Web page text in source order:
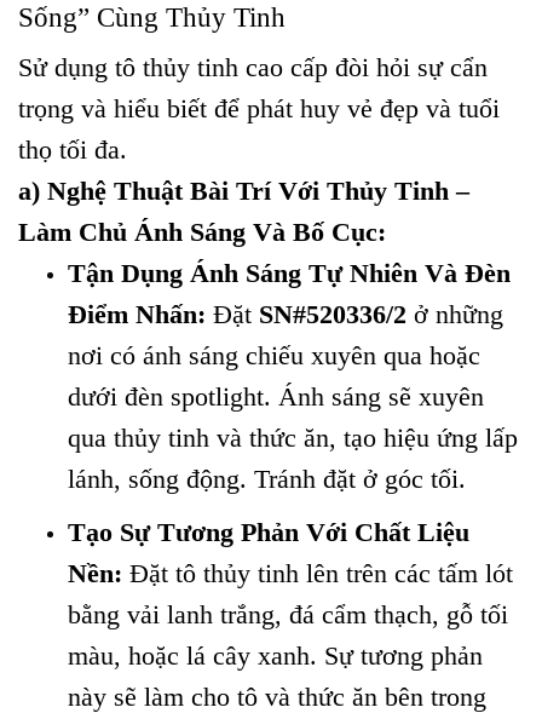
Sống” Cùng Thủy Tinh
Sử dụng tô thủy tinh cao cấp đòi hỏi sự cẩn
trọng và hiểu biết để phát huy vẻ đẹp và tuổi
thọ tối đa.
a) Nghệ Thuật Bài Trí Với Thủy Tinh –
Làm Chủ Ánh Sáng Và Bố Cục:
Tận Dụng Ánh Sáng Tự Nhiên Và Đèn
Điểm Nhấn: Đặt SN#520336/2 ở những
nơi có ánh sáng chiếu xuyên qua hoặc
dưới đèn spotlight. Ánh sáng sẽ xuyên
qua thủy tinh và thức ăn, tạo hiệu ứng lấp
lánh, sống động. Tránh đặt ở góc tối.
Tạo Sự Tương Phản Với Chất Liệu
Nền: Đặt tô thủy tinh lên trên các tấm lót
bằng vải lanh trắng, đá cẩm thạch, gỗ tối
màu, hoặc lá cây xanh. Sự tương phản
này sẽ làm cho tô và thức ăn bên trong